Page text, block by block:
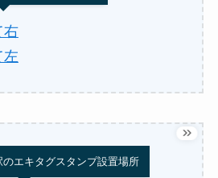
右
左
エキタグスタンプ設置場所